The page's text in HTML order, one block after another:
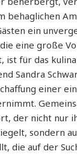
behaglichen
ein
die eine große
ist für das
Sandra
einer
der nicht nur
sondern
die auf der